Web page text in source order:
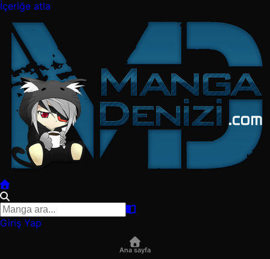
İçeriğe atla
Giriş Yap
Ana sayfa